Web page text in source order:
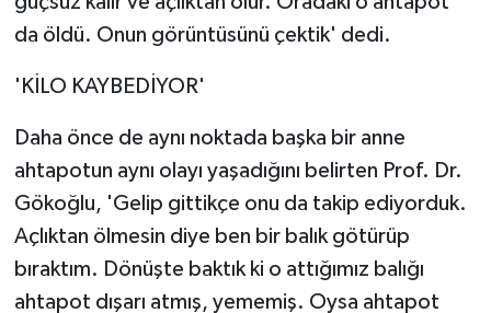
da öldü. Onun görüntüsünü çektik' dedi.
'KİLO KAYBEDİYOR'
Daha önce de aynı noktada başka bir anne
ahtapotun aynı olayı yaşadığını belirten Prof. Dr.
Gökoğlu, 'Gelip gittikçe onu da takip ediyorduk.
Açlıktan ölmesin diye ben bir balık götürüp
bıraktım. Dönüşte baktık ki o attığımız balığı
ahtapot dışarı atmış, yememiş. Oysa ahtapot